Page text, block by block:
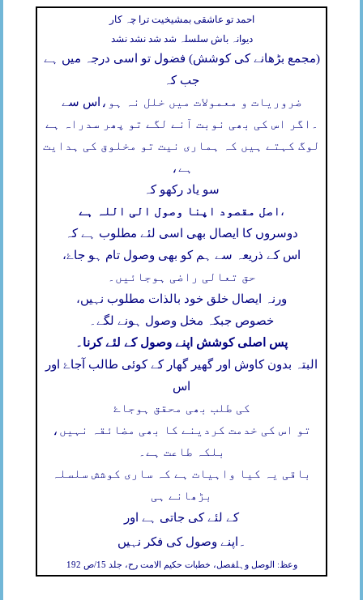
احمد تو عاشقی بمشیخیت ترا چہ کار
دیوانہ باش سلسلہ شد شد نشد نشد
(مجمع بڑھانے کی کوشش) فضول تو اسی درجہ میں ہے
جب کہ
اس سے ضروریات و معمولات میں خلل نہ ہو،
اگر اس کی بھی نوبت آنے لگے تو پھر سدراہ ہے ۔
لوگ کہتے ہیں کہ ہماری نیت تو مخلوق کی ہدایت
ہے،
سو یاد رکھو کہ
اصل مقصود اپنا وصول الی اللہ ہے ،
دوسروں کا ایصال بھی اسی لئے مطلوب ہے کہ
اس کے ذریعہ سے ہم کو بھی وصول تام ہو جاۓ،
حق تعالی راضی ہوجائیں۔
ورنہ ایصال خلق خود بالذات مطلوب نہیں،
خصوص جبکہ مخل وصول ہونے لگے۔
پس اصلی کوشش اپنے وصول کے لئے کرنا۔
البتہ بدون کاوش اور گھیر گھار کے کوئی طالب آجاۓ اور
اس
کی طلب بھی محقق ہوجاۓ
تو اس کی خدمت کردینے کا بھی مضائقہ نہیں،
بلکہ طاعت ہے۔
باقی یہ کیا واہیات ہے کہ ساری کوشش سلسلہ
بڑھانے ہی
کے لئے کی جاتی ہے اور
اپنے وصول کی فکر نہیں ۔
وعظ: الوصل وہلفصل، خطبات حکیم الامت رح، جلد 15/ص 192